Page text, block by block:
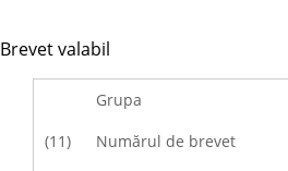
Brevet valabil
Grupa
(11)
Numărul de brevet